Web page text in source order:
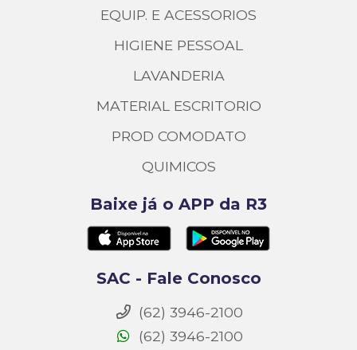
EQUIP. E ACESSORIOS
HIGIENE PESSOAL
LAVANDERIA
MATERIAL ESCRITORIO
PROD COMODATO
QUIMICOS
Baixe já o APP da R3
SAC - Fale Conosco
(62) 3946-2100
(62) 3946-2100